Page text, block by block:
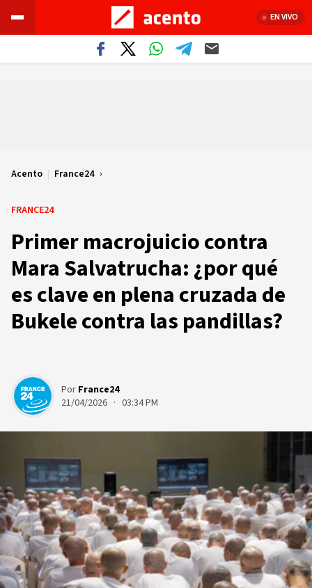
EN VIVO
Acento | France24
FRANCE24
Primer macrojuicio contra
Mara Salvatrucha: ¿por qué
es clave en plena cruzada de
Bukele contra las pandillas?
Por France24
21/04/2026 · 03:34 PM